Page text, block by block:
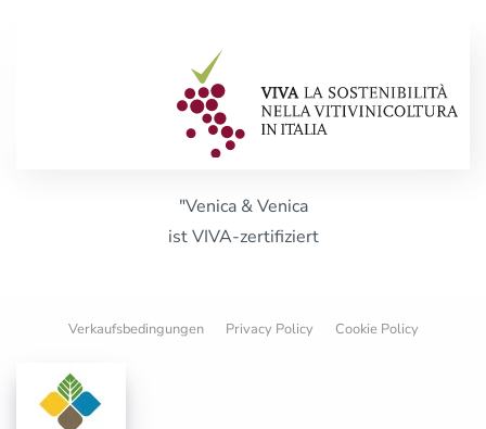
"Venica & Venica
ist VIVA-zertifiziert
Verkaufsbedingungen Privacy Policy Cookie Policy